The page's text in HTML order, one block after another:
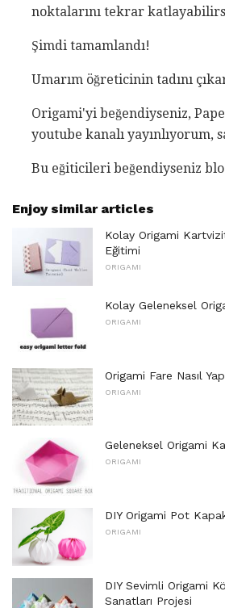
noktalarını tekrar
Şimdi tamamlandı!
Umarım öğreticinin tadını
Origami'yi beğendiyseniz,
youtube kanalı yayınlıyorum,
Bu eğiticileri beğendiyseniz
Enjoy similar articles
Kolay Origami
Eğitimi
ORIGAMI
Kolay Geleneksel
ORIGAMI
Origami Fare Nasıl
ORIGAMI
Geleneksel Origami
ORIGAMI
DIY Origami Pot
ORIGAMI
DIY Sevimli Origami
Sanatları Projesi